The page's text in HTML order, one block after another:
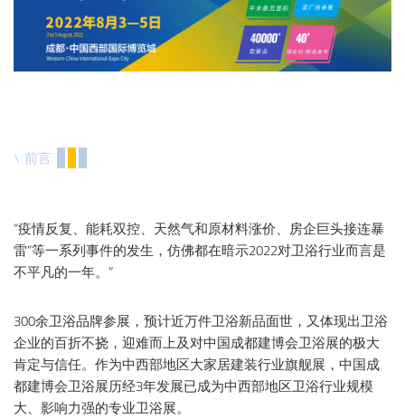
同期活动
媒体中心
重庆建博会
\ 前言
“疫情反复、能耗双控、天然气和原材料涨价、房企巨头接连暴
雷“等一系列事件的发生，仿佛都在暗示2022对卫浴行业而言是
不平凡的一年。”
300余卫浴品牌参展，预计近万件卫浴新品面世，又体现出卫浴
企业的百折不挠，迎难而上及对中国成都建博会卫浴展的极大
肯定与信任。作为中西部地区大家居建装行业旗舰展，中国成
都建博会卫浴展历经3年发展已成为中西部地区卫浴行业规模
大、影响力强的专业卫浴展。